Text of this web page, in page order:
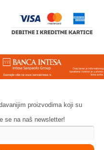
proizvodima koji su
se na naš newsletter!